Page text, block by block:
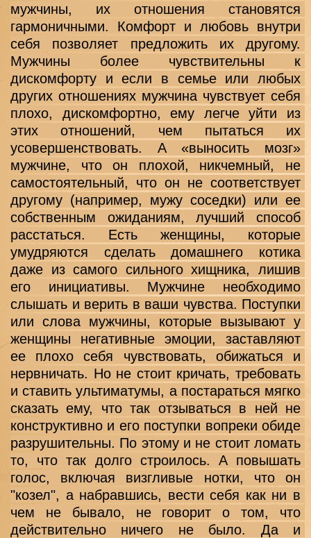
мужчины, их отношения становятся
гармоничными. Комфорт и любовь внутри
себя позволяет предложить их другому.
Мужчины более чувствительны к
дискомфорту и если в семье или любых
других отношениях мужчина чувствует себя
плохо, дискомфортно, ему легче уйти из
этих отношений, чем пытаться их
усовершенствовать. А «выносить мозг»
мужчине, что он плохой, никчемный, не
самостоятельный, что он не соответствует
другому (например, мужу соседки) или ее
собственным ожиданиям, лучший способ
расстаться. Есть женщины, которые
умудряются сделать домашнего котика
даже из самого сильного хищника, лишив
его инициативы. Мужчине необходимо
слышать и верить в ваши чувства. Поступки
или слова мужчины, которые вызывают у
женщины негативные эмоции, заставляют
ее плохо себя чувствовать, обижаться и
нервничать. Но не стоит кричать, требовать
и ставить ультиматумы, а постараться мягко
сказать ему, что так отзываться в ней не
конструктивно и его поступки вопреки обиде
разрушительны. По этому и не стоит ломать
то, что так долго строилось. А повышать
голос, включая визгливые нотки, что он
"козел", а набравшись, вести себя как ни в
чем не бывало, не говорит о том, что
действительно ничего не было. Да и